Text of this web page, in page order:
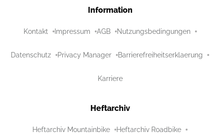
Information
Kontakt Impressum AGB Nutzungsbedingungen
Datenschutz Privacy Manager Barrierefreiheitserklaerung
Karriere
Heftarchiv
Heftarchiv Mountainbike Heftarchiv Roadbike